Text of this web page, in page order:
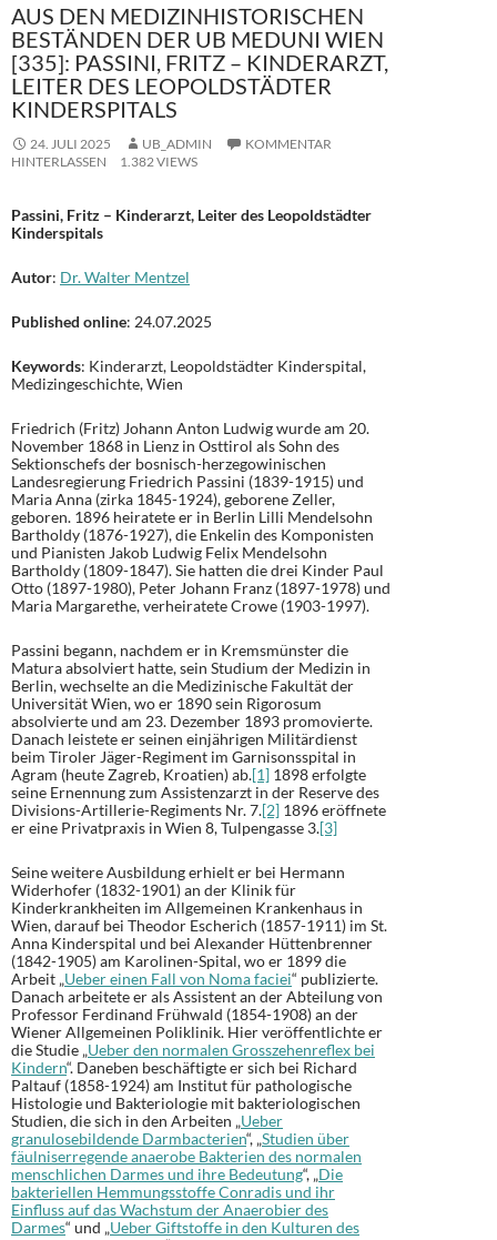
AUS DEN MEDIZINHISTORISCHEN
BESTÄNDEN DER UB MEDUNI WIEN
[335]: PASSINI, FRITZ – KINDERARZT,
LEITER DES LEOPOLDSTÄDTER
KINDERSPITALS
24. JULI 2025 UB_ADMIN
KOMMENTAR
HINTERLASSEN
1.382 VIEWS
Passini, Fritz – Kinderarzt, Leiter des Leopoldstädter
Kinderspitals
Autor: Dr. Walter Mentzel
Published online: 24.07.2025
Keywords: Kinderarzt, Leopoldstädter Kinderspital,
Medizingeschichte, Wien
Friedrich (Fritz) Johann Anton Ludwig wurde am 20.
November 1868 in Lienz in Osttirol als Sohn des
Sektionschefs der bosnisch-herzegowinischen
Landesregierung Friedrich Passini (1839-1915) und
Maria Anna (zirka 1845-1924), geborene Zeller,
geboren. 1896 heiratete er in Berlin Lilli Mendelsohn
Bartholdy (1876-1927), die Enkelin des Komponisten
und Pianisten Jakob Ludwig Felix Mendelsohn
Bartholdy (1809-1847). Sie hatten die drei Kinder Paul
Otto (1897-1980), Peter Johann Franz (1897-1978) und
Maria Margarethe, verheiratete Crowe (1903-1997).
Passini begann, nachdem er in Kremsmünster die
Matura absolviert hatte, sein Studium der Medizin in
Berlin, wechselte an die Medizinische Fakultät der
Universität Wien, wo er 1890 sein Rigorosum
absolvierte und am 23. Dezember 1893 promovierte.
Danach leistete er seinen einjährigen Militärdienst
beim Tiroler Jäger-Regiment im Garnisonsspital in
Agram (heute Zagreb, Kroatien) ab.[1] 1898 erfolgte
seine Ernennung zum Assistenzarzt in der Reserve des
Divisions-Artillerie-Regiments Nr. 7.[2] 1896 eröffnete
er eine Privatpraxis in Wien 8, Tulpengasse 3.[3]
Seine weitere Ausbildung erhielt er bei Hermann
Widerhofer (1832-1901) an der Klinik für
Kinderkrankheiten im Allgemeinen Krankenhaus in
Wien, darauf bei Theodor Escherich (1857-1911) im St.
Anna Kinderspital und bei Alexander Hüttenbrenner
(1842-1905) am Karolinen-Spital, wo er 1899 die
Arbeit „Ueber einen Fall von Noma faciei“ publizierte.
Danach arbeitete er als Assistent an der Abteilung von
Professor Ferdinand Frühwald (1854-1908) an der
Wiener Allgemeinen Poliklinik. Hier veröffentlichte er
die Studie „Ueber den normalen Grosszehenreflex bei
Kindern“. Daneben beschäftigte er sich bei Richard
Paltauf (1858-1924) am Institut für pathologische
Histologie und Bakteriologie mit bakteriologischen
Studien, die sich in den Arbeiten „Ueber
granulosebildende Darmbacterien“, „Studien über
fäulniserregende anaerobe Bakterien des normalen
menschlichen Darmes und ihre Bedeutung“, „Die
bakteriellen Hemmungsstoffe Conradis und ihr
Einfluss auf das Wachstum der Anaerobier des
Darmes“ und „Ueber Giftstoffe in den Kulturen des